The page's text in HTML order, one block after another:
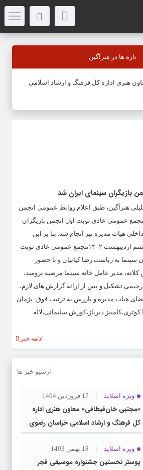
تازه ها در هنرآگین
هنری اداره کل فرهنگ و ارشاد اسلامی
بازیگران سینمای ایران شد
هنرآگین، طبق اعلام روابط عمومی انجمن
مجمع عمومی عادی نوبت اول انجمن بازیگران
هیات مدیره نیز انجام شد. بنا بر این
گزارش، روز چهارشنبه ششم اردیبهشت ۱۴۰۲مجمع عمومی عادی نوبت
سینما به ریاست رضا کیانیان و با حضور
کلاته، مدیر عامل خانه سینما مرضیه برومند،
تشکیل و پس از ارائه گزارش های لازم،
هیات مدیره و بازرس به ترتیب فوق: پژمان
دیرباز،کورش سلیمانی،لاله
ادامه خبر
آرشیو خبر ها
ویژه اسلاید 17 فروردین 1404
«مجتبی خان‌قیطاقی» معاون هنری اداره
کل فرهنگ و ارشاد اسلامی خراسان رضوی
شد
ویژه اسلاید 18 بهمن 1403
پوستر نخستین جشنواره موسیقی فجر